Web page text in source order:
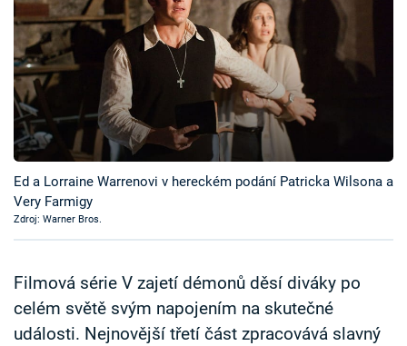
TV Program
Časopis
Sledujte prima+
Přihlášení
Ed a Lorraine Warrenovi v hereckém podání Patricka Wilsona a
Very Farmigy
Zdroj: Warner Bros.
Filmová série V zajetí démonů děsí diváky po
celém světě svým napojením na skutečné
události. Nejnovější třetí část zpracovává slavný